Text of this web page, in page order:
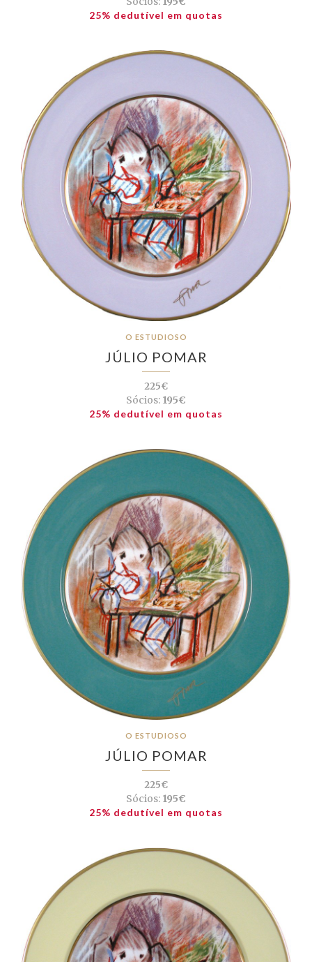
25% dedutível em quotas
O ESTUDIOSO
JÚLIO POMAR
225€
Sócios: 195€
25% dedutível em quotas
O ESTUDIOSO
JÚLIO POMAR
225€
Sócios: 195€
25% dedutível em quotas